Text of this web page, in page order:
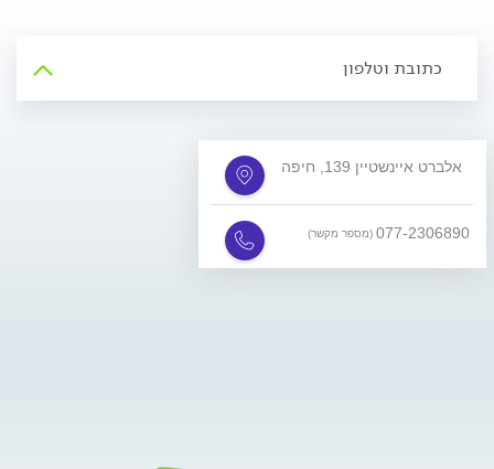
כתובת וטלפון
אלברט איינשטיין 139, חיפה
077-2306890 (מספר מקשר)